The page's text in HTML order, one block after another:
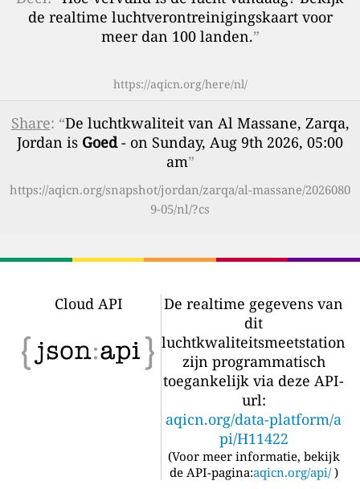
de realtime luchtverontreinigingskaart voor
meer dan 100 landen.”
https://aqicn.org/here/nl/
Share: “De luchtkwaliteit van Al Massane, Zarqa,
Jordan is Goed- on Sunday, Aug 9th 2026, 05:00
am”
https://aqicn.org/snapshot/jordan/zarqa/al-massane/2026080
9-05/nl/?cs
Cloud API
De realtime gegevens van
dit
luchtkwaliteitsmeetstation
zijn programmatisch
toegankelijk via deze API-
url:
aqicn.org/data-platform/a
pi/H11422
(Voor meer informatie, bekijk
de API-pagina:aqicn.org/api/ )